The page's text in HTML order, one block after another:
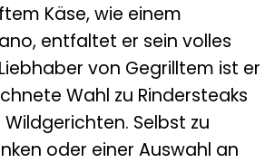
Käse, wie einem
entfaltet er sein volles
von Gegrilltem ist er
Wahl zu Rindersteaks
Selbst zu
oder einer Auswahl an